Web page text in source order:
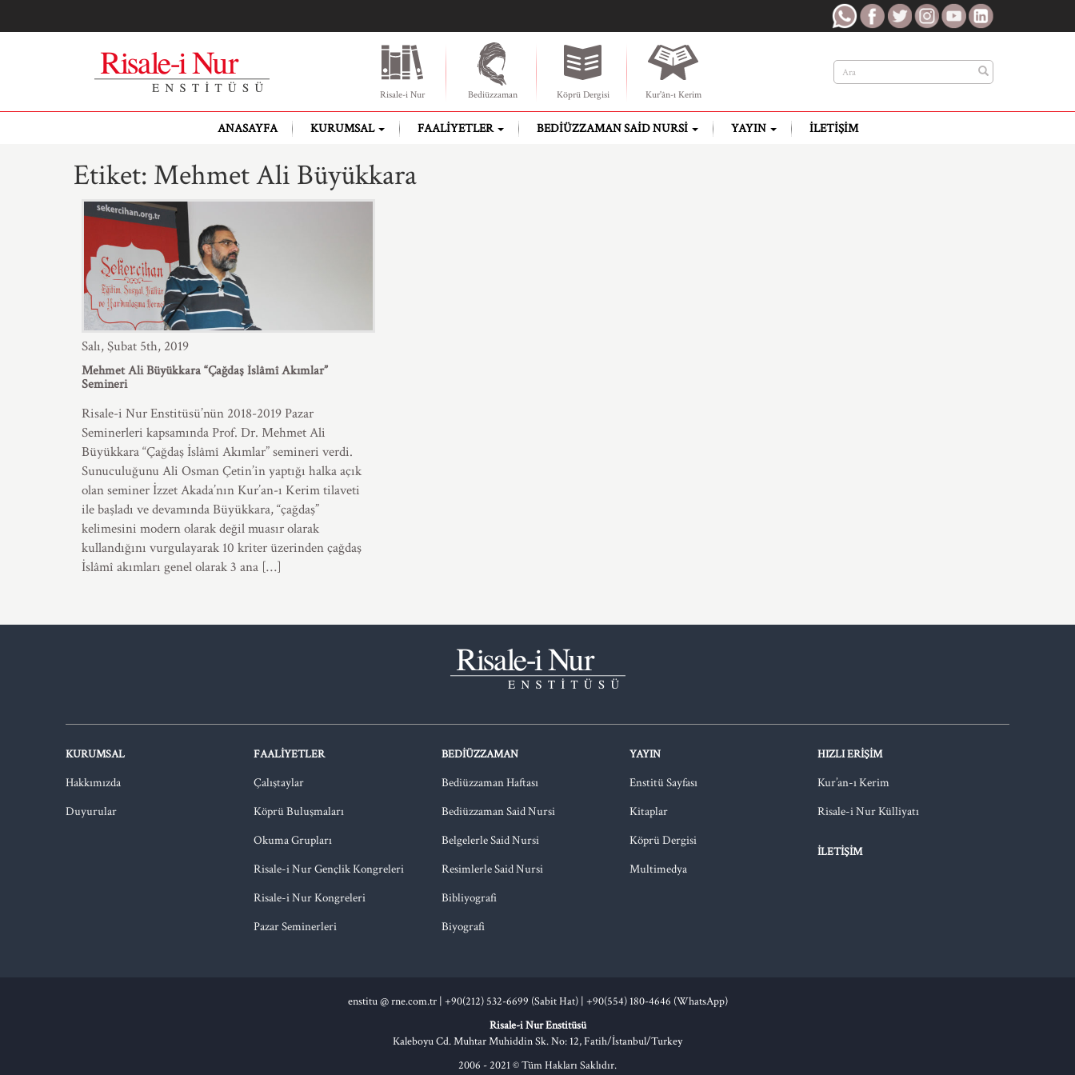
Risale-i Nur Bediüzzaman Köprü Dergisi Kur'ân-ı Kerim
ANASAYFA KURUMSAL FAALIYETLER BEDIÜZZAMAN SAID NURSI YAYIN İLETIŞIM
Etiket: Mehmet Ali Büyükkara
Salı, Şubat 5th, 2019
Mehmet Ali Büyükkara “Çağdaş İslâmî Akımlar”
Semineri
Risale-i Nur Enstitüsü’nün 2018-2019 Pazar
Seminerleri kapsamında Prof. Dr. Mehmet Ali
Büyükkara “Çağdaş İslâmî Akımlar” semineri verdi.
Sunuculuğunu Ali Osman Çetin’in yaptığı halka açık
olan seminer İzzet Akada’nın Kur’an-ı Kerim tilaveti
ile başladı ve devamında Büyükkara, “çağdaş”
kelimesini modern olarak değil muasır olarak
kullandığını vurgulayarak 10 kriter üzerinden çağdaş
İslâmî akımları genel olarak 3 ana […]
KURUMSAL
Hakkımızda
Duyurular
FAALIYETLER
Çalıştaylar
Köprü Buluşmaları
Okuma Grupları
Risale-i Nur Gençlik Kongreleri
Risale-i Nur Kongreleri
Pazar Seminerleri
BEDIÜZZAMAN
Bediüzzaman Haftası
Bediüzzaman Said Nursi
Belgelerle Said Nursi
Resimlerle Said Nursi
Bibliyografi
Biyografi
YAYIN
Enstitü Sayfası
Kitaplar
Köprü Dergisi
Multimedya
HIZLI ERIŞIM
Kur’an-ı Kerim
Risale-i Nur Külliyatı
İLETIŞIM
enstitu @ rne.com.tr| +90(212) 532-6699 (Sabit Hat) | +90(554) 180-4646 (WhatsApp)
Risale-i Nur Enstitüsü
Kaleboyu Cd. Muhtar Muhiddin Sk. No: 12, Fatih/İstanbul/Turkey
2006 - 2021 © Tüm Hakları Saklıdır.